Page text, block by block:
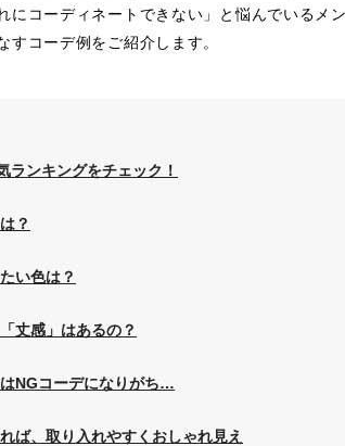
にコーディネートできない」と悩んでいるメ
すコーデ例をご紹介します。
ランキングをチェック！
？
い色は？
丈感」はあるの？
NGコーデになりがち…
ば、取り入れやすくおしゃれ見え